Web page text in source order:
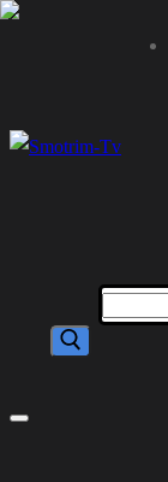
Перейти
Меню
Закрыть